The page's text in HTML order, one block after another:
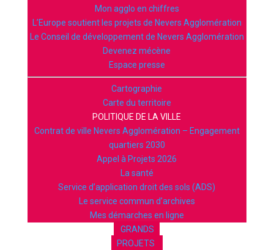
Mon agglo en chiffres
L’Europe soutient les projets de Nevers Agglomération
Le Conseil de développement de Nevers Agglomération
Devenez mécène
Espace presse
Cartographie
Carte du territoire
POLITIQUE DE LA VILLE
Contrat de ville Nevers Agglomération – Engagement
quartiers 2030
Appel à Projets 2026
La santé
Service d’application droit des sols (ADS)
Le service commun d’archives
Mes démarches en ligne
GRANDS
PROJETS